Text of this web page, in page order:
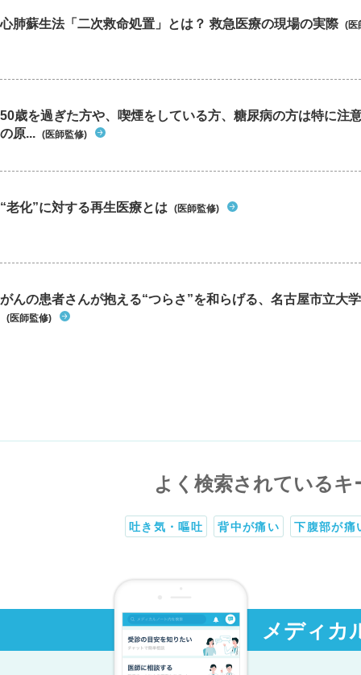
心肺蘇生法「二次救命処置」とは？ 救急医療の現場の実際 (医
50歳を過ぎた方や、喫煙をしている方、糖尿病の方は特に注
の原... (医師監修)
“老化”に対する再生医療とは (医師監修)
がんの患者さんが抱える“つらさ”を和らげる、名古屋市立大
(医師監修)
よく検索されているキ
吐き気・嘔吐 背中が痛い 下腹部が痛
メディカ